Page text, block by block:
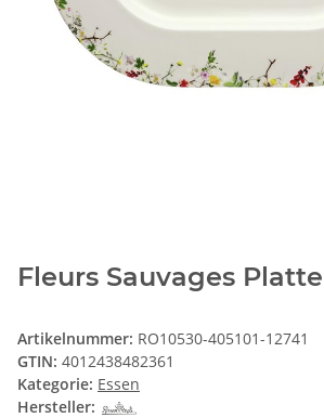
Fleurs Sauvages
Artikelnummer: RO10530-405101-12741
GTIN: 4012438482361
Kategorie: Essen
Hersteller: